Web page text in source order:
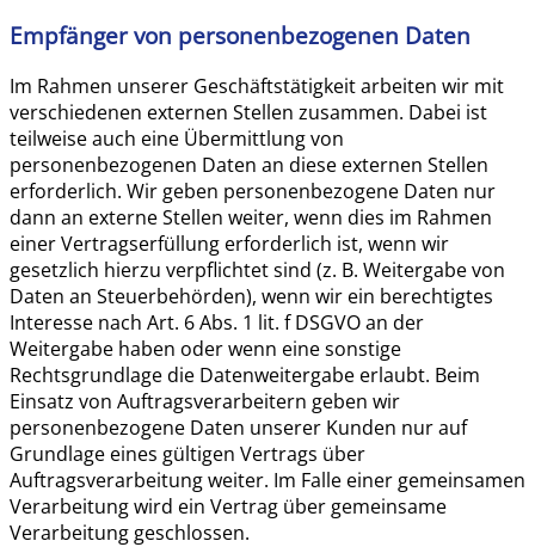
Empfänger von personenbezogenen Daten
Im Rahmen unserer Geschäftstätigkeit arbeiten wir mit
verschiedenen externen Stellen zusammen. Dabei ist
teilweise auch eine Übermittlung von
personenbezogenen Daten an diese externen Stellen
erforderlich. Wir geben personenbezogene Daten nur
dann an externe Stellen weiter, wenn dies im Rahmen
einer Vertragserfüllung erforderlich ist, wenn wir
gesetzlich hierzu verpflichtet sind (z. B. Weitergabe von
Daten an Steuerbehörden), wenn wir ein berechtigtes
Interesse nach Art. 6 Abs. 1 lit. f DSGVO an der
Weitergabe haben oder wenn eine sonstige
Rechtsgrundlage die Datenweitergabe erlaubt. Beim
Einsatz von Auftragsverarbeitern geben wir
personenbezogene Daten unserer Kunden nur auf
Grundlage eines gültigen Vertrags über
Auftragsverarbeitung weiter. Im Falle einer gemeinsamen
Verarbeitung wird ein Vertrag über gemeinsame
Verarbeitung geschlossen.